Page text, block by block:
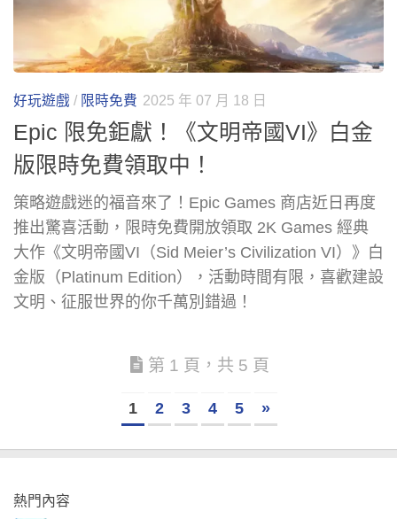
好玩遊戲 / 限時免費 2025 年 07 月 18 日
Epic 限免鉅獻！《文明帝國VI》白金
版限時免費領取中！
策略遊戲迷的福音來了！Epic Games 商店近日再度
推出驚喜活動，限時免費開放領取 2K Games 經典
大作《文明帝國VI（Sid Meier’s Civilization VI）》白
金版（Platinum Edition），活動時間有限，喜歡建設
文明、征服世界的你千萬別錯過！
第 1 頁，共 5 頁
1 2 3 4 5 »
熱門內容